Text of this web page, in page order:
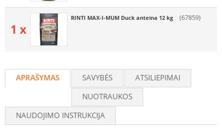
1 x
RINTI MAX-I-MUM Duck anteina 12 kg (67859)
APRAŠYMAS SAVYBĖS
ATSILIEPIMAI
NUOTRAUKOS
NAUDOJIMO INSTRUKCIJA